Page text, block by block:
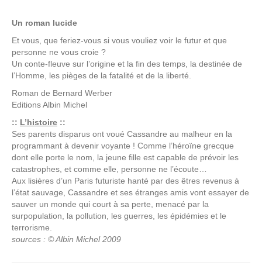
Un roman lucide
Et vous, que feriez-vous si vous vouliez voir le futur et que
personne ne vous croie ?
Un conte-fleuve sur l’origine et la fin des temps, la destinée de
l’Homme, les pièges de la fatalité et de la liberté.
Roman de Bernard Werber
EditionsAlbin Michel
:: L’histoire ::
Ses parents disparus ont voué Cassandre au malheur en la
programmant à devenir voyante ! Comme l’héroïne grecque
dont elle porte le nom, la jeune fille est capable de prévoir les
catastrophes, et comme elle, personne ne l’écoute…
Aux lisières d’un Paris futuriste hanté par des êtres revenus à
l’état sauvage, Cassandre et ses étranges amis vont essayer de
sauver un monde qui court à sa perte, menacé par la
surpopulation, la pollution, les guerres, les épidémies et le
terrorisme.
sources : © Albin Michel 2009